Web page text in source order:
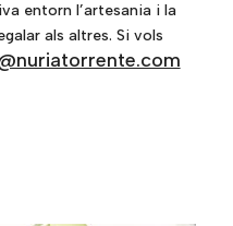
entorn l’artesania i la
als altres. Si vols